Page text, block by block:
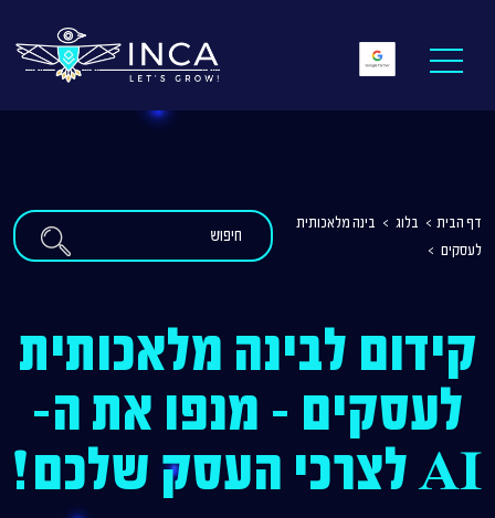
דף הבית > בלוג > בינה מלאכותית
לעסקים >
קידום לבינה מלאכותית
לעסקים – מנפו את ה-
AI לצרכי העסק שלכם!